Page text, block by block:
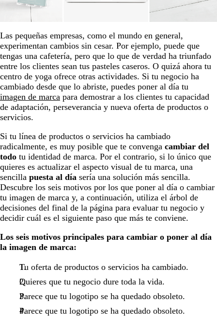
Las pequeñas empresas, como el mundo en general,
experimentan cambios sin cesar. Por ejemplo, puede que
tengas una cafetería, pero que lo que de verdad ha triunfado
entre los clientes sean tus pasteles caseros. O quizá ahora tu
centro de yoga ofrece otras actividades. Si tu negocio ha
cambiado desde que lo abriste, puedes poner al día tu
imagen de marca para demostrar a los clientes tu capacidad
de adaptación, perseverancia y nueva oferta de productos o
servicios.
Si tu línea de productos o servicios ha cambiado
radicalmente, es muy posible que te convenga cambiar del
todo tu identidad de marca. Por el contrario, si lo único que
quieres es actualizar el aspecto visual de tu marca, una
sencilla puesta al día sería una solución más sencilla.
Descubre los seis motivos por los que poner al día o cambiar
tu imagen de marca y, a continuación, utiliza el árbol de
decisiones del final de la página para evaluar tu negocio y
decidir cuál es el siguiente paso que más te conviene.
Los seis motivos principales para cambiar o poner al día
la imagen de marca:
Tu oferta de productos o servicios ha cambiado.
Quieres que tu negocio dure toda la vida.
Parece que tu logotipo se ha quedado obsoleto.
Parece que tu logotipo se ha quedado obsoleto.